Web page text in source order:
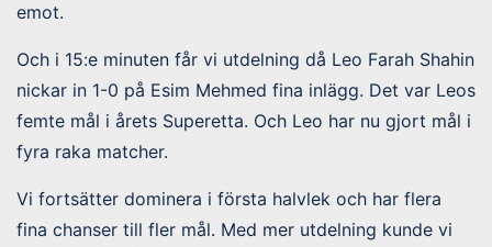
emot.
Och i 15:e minuten får vi utdelning då Leo Farah Shahin
nickar in 1-0 på Esim Mehmed fina inlägg. Det var Leos
femte mål i årets Superetta. Och Leo har nu gjort mål i
fyra raka matcher.
Vi fortsätter dominera i första halvlek och har flera
fina chanser till fler mål. Med mer utdelning kunde vi